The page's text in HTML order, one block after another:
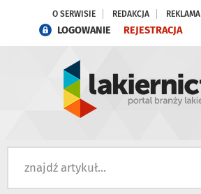
O SERWISIE REDAKCJA REKLAMA
LOGOWANIE REJESTRACJA